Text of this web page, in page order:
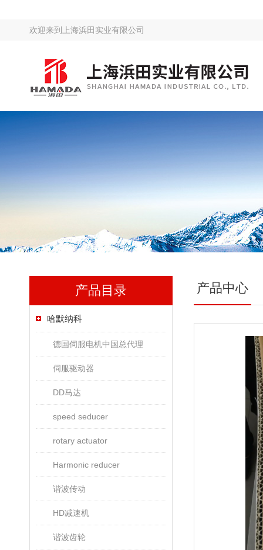
欢迎来到 上海浜田实业有限公司
产品目录
哈默纳科
德国伺服电机中国总代理
伺服驱动器
DD马达
speed seducer
rotary actuator
Harmonic reducer
谐波传动
HD减速机
谐波齿轮
产品中心